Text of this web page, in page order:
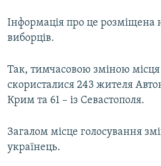
ВІДЕОУРОКИ «ELIFBE»
ІНФОГРАФІКА
Русский
Qırımtatar
ДОЛУЧАЙСЯ!
Усі сайти RFE/RL
Інформація про це розміщена
виборців.
Так, тимчасовою зміною місця
скористалися 243 жителя
Крим та 61 – із Севастополя.
Загалом місце голосування
українець.